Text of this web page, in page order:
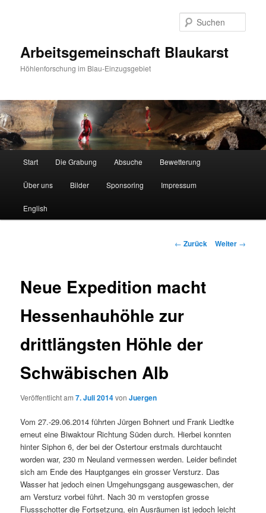
Arbeitsgemeinschaft Blaukarst
Höhlenforschung im Blau-Einzugsgebiet
Zum
Inhalt
wechseln
Start Die Grabung Absuche Bewetterung
Über uns Bilder Sponsoring Impressum
English
Beitrags-
← Zurück Weiter →
Neue Expedition macht
Hessenhauhöhle zur
drittlängsten Höhle der
Schwäbischen Alb
Veröffentlicht am7. Juli 2014vonJuergen
Vom 27.-29.06.2014 führten Jürgen Bohnert und Frank Liedtke
erneut eine Biwaktour Richtung Süden durch. Hierbei konnten
hinter Siphon 6, der bei der Ostertour erstmals durchtaucht
worden war, 230 m Neuland vermessen werden. Leider befindet
sich am Ende des Hauptganges ein grosser Versturz. Das
Wasser hat jedoch einen Umgehungsgang ausgewaschen, der
am Versturz vorbei führt. Nach 30 m verstopfen grosse
Flussschotter die Fortsetzung, ein Ausräumen ist jedoch leicht